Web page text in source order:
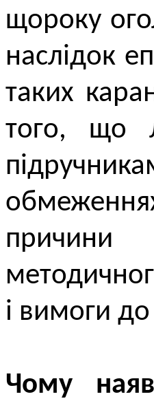
щороку
наслідок
таких
того, що
причини
і вимоги
Чому